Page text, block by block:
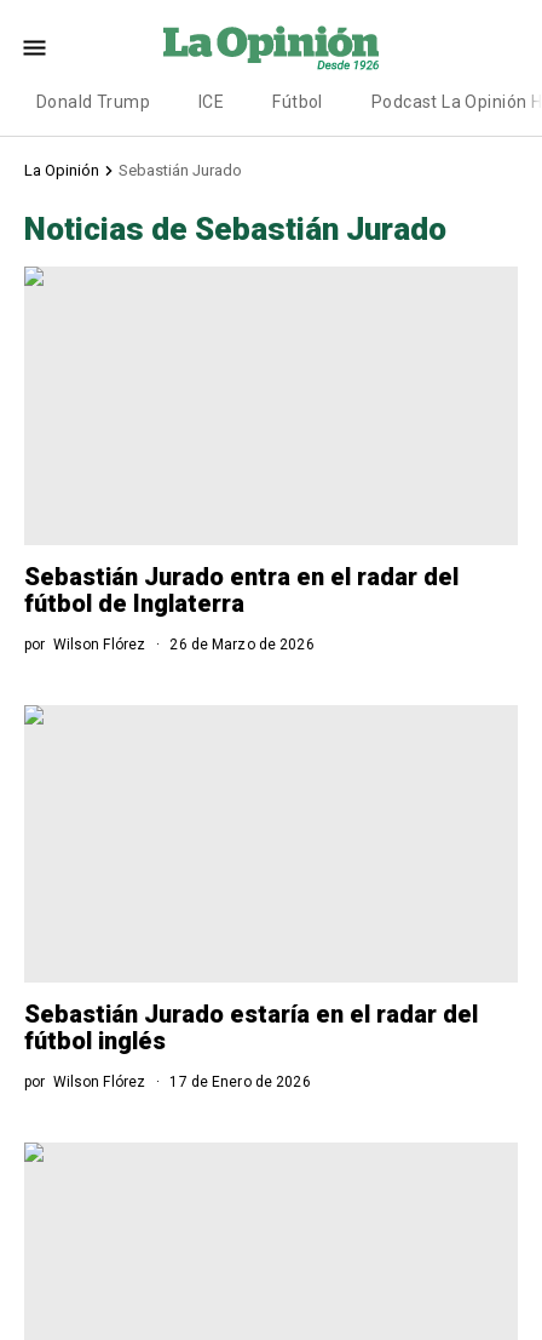
Donald Trump ICE Fútbol Podcast La Opinión
La Opinión Sebastián Jurado
Noticias de Sebastián Jurado
Sebastián Jurado entra en el radar del
fútbol de Inglaterra
por Wilson Flórez 26 de Marzo de 2026
Sebastián Jurado estaría en el radar del
fútbol inglés
por Wilson Flórez 17 de Enero de 2026